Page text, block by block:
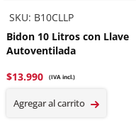
SKU: B10CLLP
Bidon 10 Litros con Llave
Autoventilada
$13.990 (IVA incl.)
Agregar al carrito